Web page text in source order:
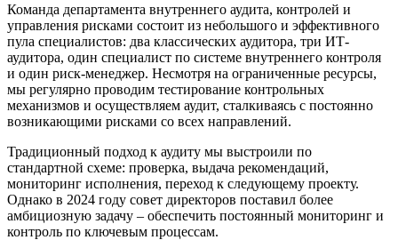
Команда департамента внутреннего аудита, контролей и
управления рисками состоит из небольшого и эффективного
пула специалистов: два классических аудитора, три ИТ-
аудитора, один специалист по системе внутреннего контроля
и один риск-менеджер. Несмотря на ограниченные ресурсы,
мы регулярно проводим тестирование контрольных
механизмов и осуществляем аудит, сталкиваясь с постоянно
возникающими рисками со всех направлений.
Традиционный подход к аудиту мы выстроили по
стандартной схеме: проверка, выдача рекомендаций,
мониторинг исполнения, переход к следующему проекту.
Однако в 2024 году совет директоров поставил более
амбициозную задачу – обеспечить постоянный мониторинг и
контроль по ключевым процессам.